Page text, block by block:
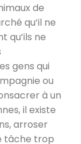
de
qu’il ne
qu’ils ne
gens qui
ou
à un
il existe
arroser
tâche trop